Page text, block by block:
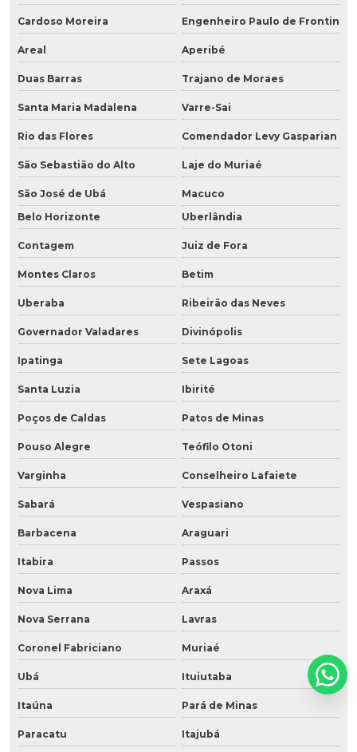
Cardoso Moreira Engenheiro Paulo de Frontin
Areal Aperibé
Duas Barras Trajano de Moraes
Santa Maria Madalena Varre-Sai
Rio das Flores Comendador Levy Gasparian
São Sebastião do Alto Laje do Muriaé
São José de Ubá
Macuco
Belo Horizonte
Uberlândia
Contagem Juiz de Fora
Montes Claros Betim
Uberaba Ribeirão das Neves
Governador Valadares Divinópolis
Ipatinga Sete Lagoas
Santa Luzia Ibirité
Poços de Caldas Patos de Minas
Pouso Alegre Teófilo Otoni
Varginha Conselheiro Lafaiete
Sabará Vespasiano
Barbacena Araguari
Itabira Passos
Nova Lima Araxá
Nova Serrana Lavras
Coronel Fabriciano Muriaé
Ubá Ituiutaba
Itaúna Pará de Minas
Paracatu Itajubá